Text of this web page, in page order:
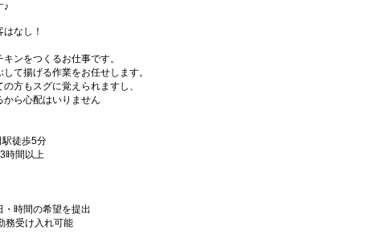
♪
なし！
ンをつくるお仕事です。
て揚げる作業をお任せします。
方もスグに覚えられますし、
ら心配はいりません
駅徒歩5分
時間以上
・時間の希望を提出
務受け入れ可能